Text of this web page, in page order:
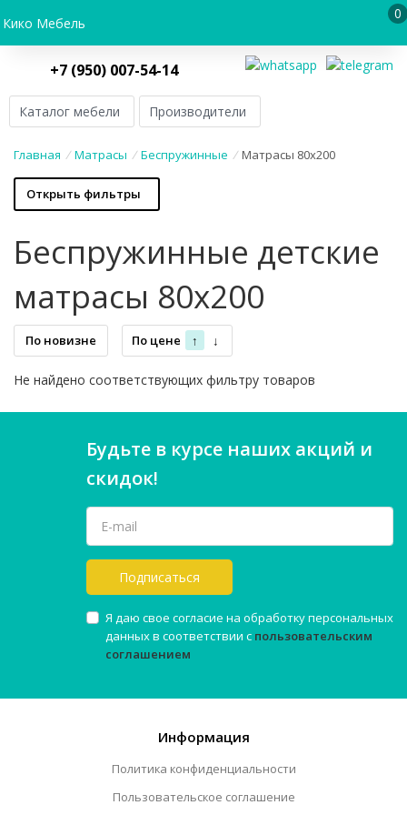
Кико Мебель
0
+7 (950) 007-54-14
Каталог мебели Производители
Главная / Матрасы / Беспружинные / Матрасы 80х200
Открыть фильтры
Беспружинные детские
матрасы 80х200
По новизне По цене ↑ ↓
Не найдено соответствующих фильтру товаров
Будьте в курсе наших акций и
скидок!
Подписаться
Я даю свое согласие на обработку персональных
данных в соответствии с пользовательским
соглашением
Информация
Политика конфиденциальности
Пользовательское соглашение